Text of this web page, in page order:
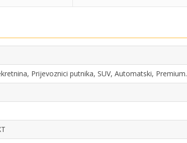
Prijevoznici putnika, SUV, Automatski, Premium.